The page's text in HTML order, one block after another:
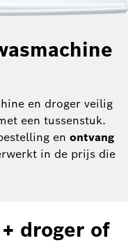
en droger veilig
een tussenstuk.
en ontvang
in de prijs die
droger of